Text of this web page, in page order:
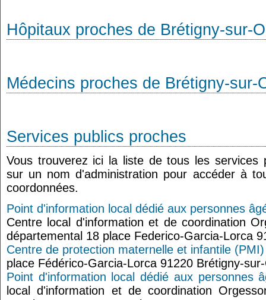
Hôpitaux proches de Brétigny-sur-
Médecins proches de Brétigny-sur-
Services publics proches
Vous trouverez ici la liste de tous les services
sur un nom d'administration pour accéder à
coordonnées.
Point d'information local dédié aux personnes
Centre local d'information et de coordination
départemental 18 place Federico-Garcia-Lorca
Centre de protection maternelle et infantile
place Fédérico-Garcia-Lorca 91220 Brétigny-
Point d'information local dédié aux personnes
local d'information et de coordination